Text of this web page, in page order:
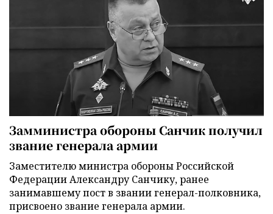
Замминистра обороны Санчик получил
звание генерала армии
Заместителю министра обороны Российской
Федерации Александру Санчику, ранее
занимавшему пост в звании генерал-полковника,
присвоено звание генерала армии.